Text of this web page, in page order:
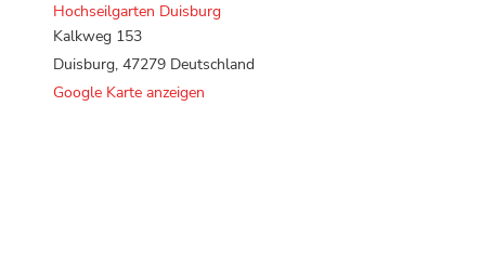
Hochseilgarten Duisburg
Kalkweg 153
Duisburg, 47279 Deutschland
Google Karte anzeigen